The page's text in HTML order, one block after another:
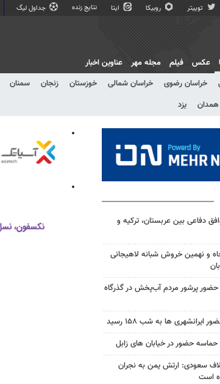
توییتر روبیکا ایتا نتایج زنده جداول لیگ
خراسان رضوی خراسان شمالی خوزستان زنجان سمنان
همدان یزد
عکس فیلم مجله مهر عناوین اخبار
دفاعی بین عربستان، ترکیه و
و نهمین خروش شبانه لاهیجانی
حضور پرشور مردم آب‌پخش در گذرگاه
ایرانشهری ها به شب ۱۵۸ رسید
سعودی: ارتش یمن به نجران
است